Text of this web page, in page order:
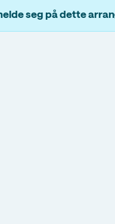
seg på dette